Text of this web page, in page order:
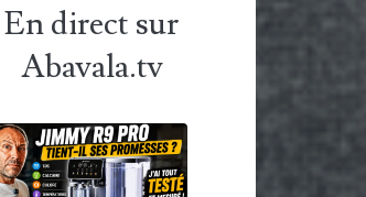
En direct sur
Abavala.tv